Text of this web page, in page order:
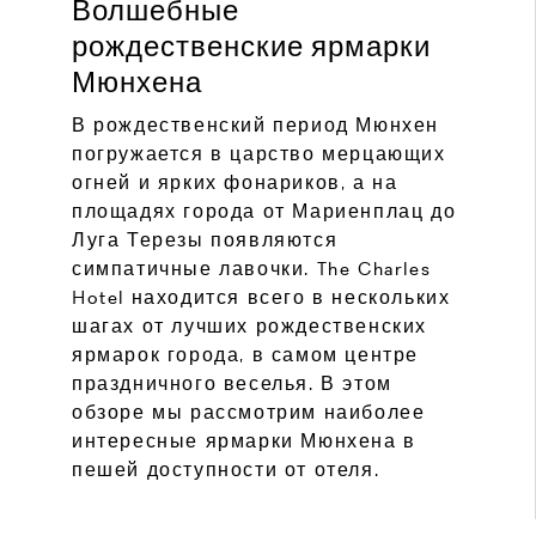
Волшебные
рождественские ярмарки
Мюнхена
В рождественский период Мюнхен
погружается в царство мерцающих
огней и ярких фонариков, а на
площадях города от Мариенплац до
Луга Терезы появляются
симпатичные лавочки. The Charles
Hotel находится всего в нескольких
шагах от лучших рождественских
ярмарок города, в самом центре
праздничного веселья. В этом
обзоре мы рассмотрим наиболее
интересные ярмарки Мюнхена в
пешей доступности от отеля.